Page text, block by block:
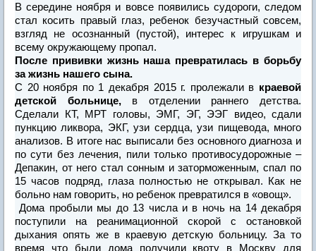
В середине ноября и вовсе появились судороги, следом
стал косить правый глаз, ребенок безучастный совсем,
взгляд не осознанный (пустой), интерес к игрушкам и
всему окружающему пропал.
После прививки жизнь наша превратилась в борьбу
за жизнь нашего сына.
С 20 ноября по 1 декабря 2015 г. пролежали в краевой
детской больнице,в отделении раннего детства.
Сделали КТ, МРТ головы, ЭМГ, ЭГ, ЭЭГ видео, сдали
пункцию ликвора, ЭКГ, узи сердца, узи пищевода, много
анализов. В итоге нас выписали без основного диагноза и
по сути без лечения, пили только противосудорожные –
Депакин, от него стал сонным и заторможенным, спал по
15 часов подряд, глаза полностью не открывал. Как не
больно нам говорить, но ребенок превратился в «овощ».
Дома пробыли мы до 13 числа и в ночь на 14 декабря
поступили на реанимационной скорой с остановкой
дыхания опять же в краевую детскую больницу. За то
время что были дома получили квоту в Москву для